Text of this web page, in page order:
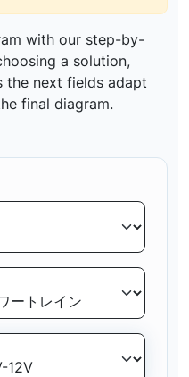
with our step-by-
a solution,
the next fields adapt
final diagram.